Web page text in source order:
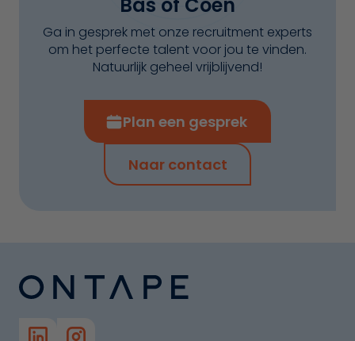
Ga in gesprek met onze recruitment experts
om het perfecte talent voor jou te vinden.
Natuurlijk geheel vrijblijvend!
Plan een gesprek
Naar contact